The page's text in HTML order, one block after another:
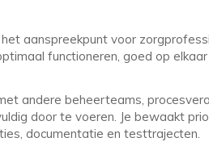
aanspreekpunt voor
functioneren, goed op
andere beheerteams,
door te voeren. Je bewaakt
documentatie en testtrajecten.